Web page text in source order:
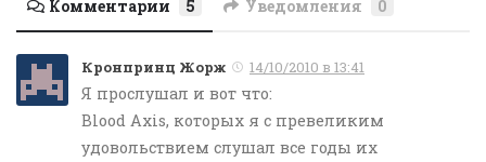
Комментарии 5 Уведомления 0
Кронпринц Жорж 14/10/2010 в 13:41
Я прослушал и вот что:
Blood Axis, которых я с превеликим
удовольствием слушал все годы их